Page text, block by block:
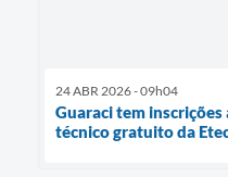
24 ABR 2026 - 09h04
Guaraci tem
técnico gratuito da